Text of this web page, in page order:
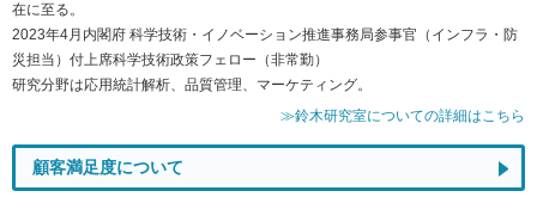
在に至る。
2023年4月内閣府 科学技術・イノベーション推進事務局参事官（インフラ・防
災担当）付上席科学技術政策フェロー（非常勤）
研究分野は応用統計解析、品質管理、マーケティング。
≫鈴木研究室についての詳細はこちら
顧客満足度について